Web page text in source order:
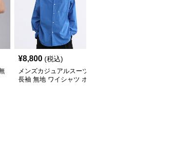
¥8,800 (税込)
メンズカジュアルスーツ
長袖 無地 ワイシャツ ボ